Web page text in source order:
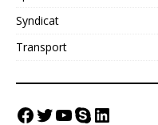
Syndicat
Transport